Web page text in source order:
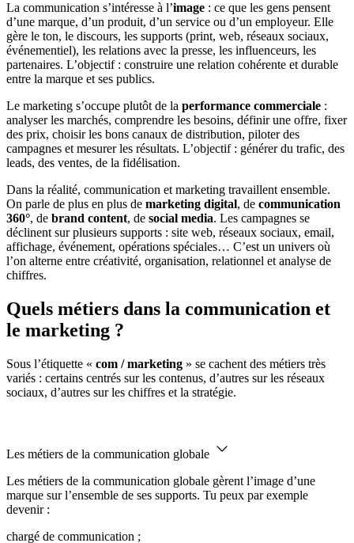
La communication s’intéresse à l’image : ce que les gens pensent
d’une marque, d’un produit, d’un service ou d’un employeur. Elle
gère le ton, le discours, les supports (print, web, réseaux sociaux,
événementiel), les relations avec la presse, les influenceurs, les
partenaires. L’objectif : construire une relation cohérente et durable
entre la marque et ses publics.
Le marketing s’occupe plutôt de la performance commerciale :
analyser les marchés, comprendre les besoins, définir une offre, fixer
des prix, choisir les bons canaux de distribution, piloter des
campagnes et mesurer les résultats. L’objectif : générer du trafic, des
leads, des ventes, de la fidélisation.
Dans la réalité, communication et marketing travaillent ensemble.
On parle de plus en plus de marketing digital, de communication
360°, de brand content, de social media. Les campagnes se
déclinent sur plusieurs supports : site web, réseaux sociaux, email,
affichage, événement, opérations spéciales… C’est un univers où
l’on alterne entre créativité, organisation, relationnel et analyse de
chiffres.
Quels métiers dans la communication et
le marketing ?
Sous l’étiquette « com / marketing » se cachent des métiers très
variés : certains centrés sur les contenus, d’autres sur les réseaux
sociaux, d’autres sur les chiffres et la stratégie.
Les métiers de la communication globale
Les métiers de la communication globale gèrent l’image d’une
marque sur l’ensemble de ses supports. Tu peux par exemple
devenir :
chargé de communication ;